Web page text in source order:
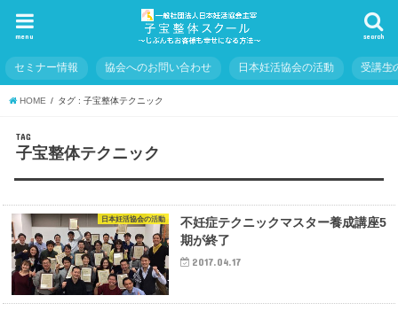
search
menu
セミナー情報 協会へのお問い合わせ 日本妊活協会の活動 受講生
HOME タグ : 子宝整体テクニック
TAG
子宝整体テクニック
日本妊活協会の活動
不妊症テクニックマスター養成講座5
期が終了
2017.04.17